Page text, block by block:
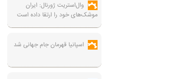
وال‌استریت ژورنال: ایران
موشک‌های خود را ارتقا داده است
اسپانیا قهرمان جام جهانی شد